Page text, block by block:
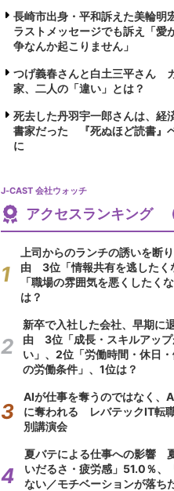
長崎市出身・平和訴えた美輪明
ラストメッセージでも訴え「
争なんか起こりません」
つげ義春さんと白土三平さん
家、二人の「違い」とは？
死去した丹羽宇一郎さんは、経
書家だった 『死ぬほど読書』
に
J-CAST 会社ウォッチ
アクセスランキング
上司からのランチの誘いを断
由 3位「情報共有を逃したく
「職場の雰囲気を悪くしたく
は？
新卒で入社した会社、早期に
由 3位「成長・スキルアップ
い」、2位「労働時間・休日
の労働条件」、1位は？
AIが仕事を奪うのではなく、
に奪われる レバテックIT転
別講演会
夏バテによる仕事への影響
いだるさ・疲労感」51.0％、
ない／モチベーションが落